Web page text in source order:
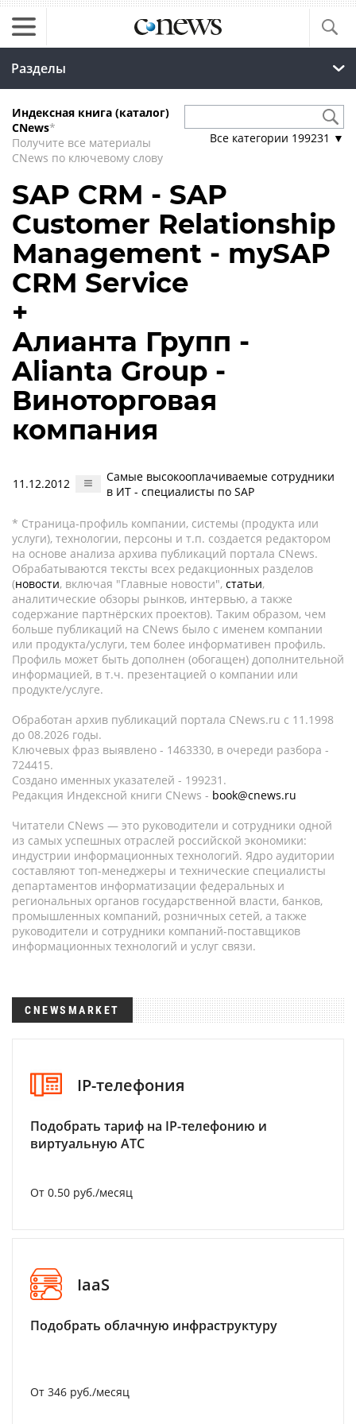
Разделы
Индексная книга (каталог)
CNews*
Получите все материалы
CNews по ключевому слову
Все категории 199231 ▼
SAP CRM - SAP
Customer Relationship
Management - mySAP
CRM Service
+
Алианта Групп -
Alianta Group -
Виноторговая
компания
11.12.2012
Самые высокооплачиваемые сотрудники
в ИТ - специалисты по SAP
* Страница-профиль компании, системы (продукта или
услуги), технологии, персоны и т.п. создается редактором
на основе анализа архива публикаций портала CNews.
Обрабатываются тексты всех редакционных разделов
(новости, включая "Главные новости", статьи,
аналитические обзоры рынков, интервью, а также
содержание партнёрских проектов). Таким образом, чем
больше публикаций на CNews было с именем компании
или продукта/услуги, тем более информативен профиль.
Профиль может быть дополнен (обогащен) дополнительной
информацией, в т.ч. презентацией о компании или
продукте/услуге.
Обработан архив публикаций портала CNews.ru c 11.1998
до 08.2026 годы.
Ключевых фраз выявлено - 1463330, в очереди разбора -
724415.
Создано именных указателей - 199231.
Редакция Индексной книги CNews - book@cnews.ru
Читатели CNews — это руководители и сотрудники одной
из самых успешных отраслей российской экономики:
индустрии информационных технологий. Ядро аудитории
составляют топ-менеджеры и технические специалисты
департаментов информатизации федеральных и
региональных органов государственной власти, банков,
промышленных компаний, розничных сетей, а также
руководители и сотрудники компаний-поставщиков
информационных технологий и услуг связи.
CNEWSMARKET
IP-телефония
Подобрать тариф на IP-телефонию и
виртуальную АТС
От 0.50 руб./месяц
IaaS
Подобрать облачную инфраструктуру
От 346 руб./месяц